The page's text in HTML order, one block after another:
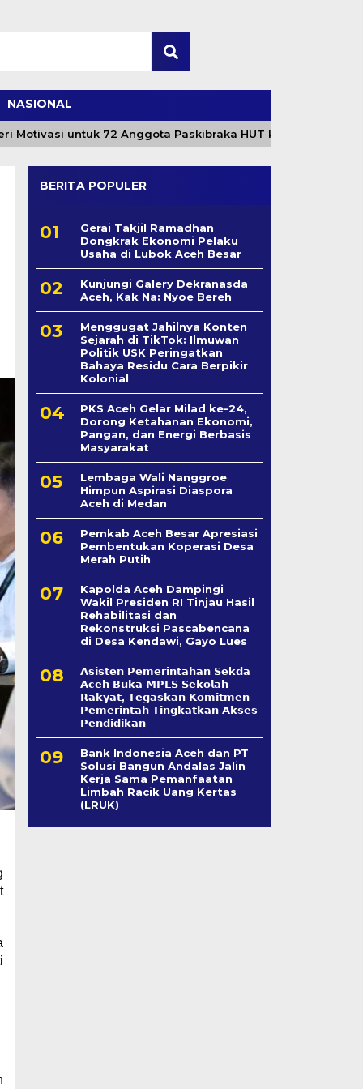
NASIONAL
untuk 72 Anggota Paskibraka HUT ke-81 RI
BERITA POPULER
Gerai Takjil Ramadhan
Dongkrak Ekonomi Pelaku
Usaha di Lubok Aceh Besar
Kunjungi Galery Dekranasda
Aceh, Kak Na: Nyoe Bereh
Menggugat Jahilnya Konten
Sejarah di TikTok: Ilmuwan
Politik USK Peringatkan
Bahaya Residu Cara Berpikir
Kolonial
PKS Aceh Gelar Milad ke-24,
Dorong Ketahanan Ekonomi,
Pangan, dan Energi Berbasis
Masyarakat
Lembaga Wali Nanggroe
Himpun Aspirasi Diaspora
Aceh di Medan
Pemkab Aceh Besar Apresiasi
Pembentukan Koperasi Desa
Merah Putih
Kapolda Aceh Dampingi
Wakil Presiden RI Tinjau Hasil
Rehabilitasi dan
Rekonstruksi Pascabencana
di Desa Kendawi, Gayo Lues
𝗔𝘀𝗶𝘀𝘁𝗲𝗻 𝗣𝗲𝗺𝗲𝗿𝗶𝗻𝘁𝗮𝗵𝗮𝗻 𝗦𝗲k𝗱𝗮
𝗔𝗰𝗲𝗵 𝗕𝘂𝗸𝗮 𝗠𝗣𝗟𝗦 𝗦𝗲𝗸𝗼𝗹𝗮𝗵
𝗥𝗮𝗸𝘆𝗮𝘁, 𝗧𝗲𝗴𝗮𝘀𝗸𝗮𝗻 𝗞𝗼𝗺𝗶𝘁𝗺𝗲𝗻
𝗣𝗲𝗺𝗲𝗿𝗶𝗻𝘁𝗮𝗵 𝗧𝗶𝗻𝗴𝗸𝗮𝘁𝗸𝗮𝗻 𝗔𝗸𝘀𝗲𝘀
𝗣𝗲𝗻𝗱𝗶𝗱𝗶𝗸𝗮𝗻
Bank Indonesia Aceh dan PT
Solusi Bangun Andalas Jalin
Kerja Sama Pemanfaatan
Limbah Racik Uang Kertas
(LRUK)